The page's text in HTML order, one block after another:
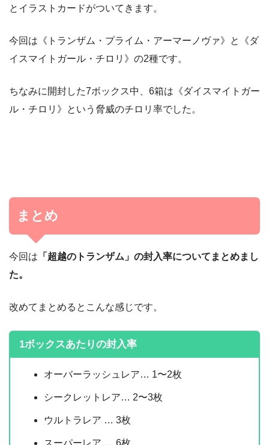
とイラストカードがついてきます。
今回は《トランザム・プライム・アーマーノヴァ》と《ダ
イスマイトガール・チロリ》の2種です。
ちなみに開封した7ボックス中、6箱は《ダイスマイトガー
ル・チロリ》という脅威のチロリ率でした。
まとめ
今回は 「超越のトランザム」の封入率についてまとめまし
た。
改めてまとめるとこんな感じです。
1ボックスあたりの封入率
オーバーラッシュレア… 1〜2枚
シークレットレア… 2〜3枚
ウルトラレア … 3枚